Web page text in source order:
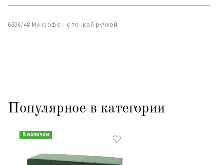
6606/48 Микрофон с тонкой ручкой
Популярное в категории
В наличии